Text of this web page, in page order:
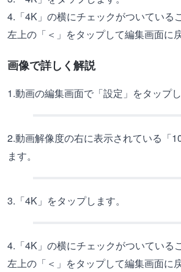
4.「4K」の横にチェックがついている
左上の「＜」をタップして編集画面に
画像で詳しく解説
1.動画の編集画面で「設定」をタップし
2.動画解像度の右に表示されている「
ます。
3.「4K」をタップします。
4.「4K」の横にチェックがついている
左上の「＜」をタップして編集画面に